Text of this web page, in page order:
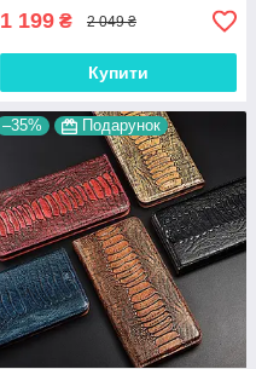
1 199 ₴ 2 049 ₴
Купити
–35% Подарунок